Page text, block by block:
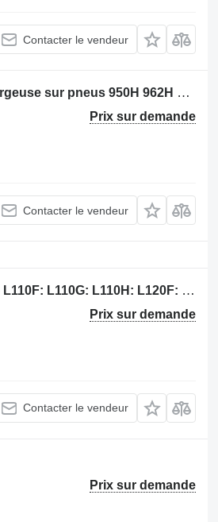
Contacter le vendeur
Pommeau de vitesse Caterpillar 2773281 - 4625457 pour chargeuse sur pneus 950H 962H 972H 966H IT62H
Prix sur demande
Contacter le vendeur
Différentiel Volvo 11103282 pour chargeuse sur pneus Volvo L110F: L110G: L110H: L120F: L120G: L120H
Prix sur demande
Contacter le vendeur
Prix sur demande